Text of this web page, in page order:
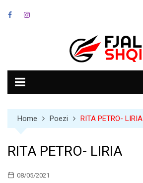
Home Poezi RITA PETRO- LIRIA
RITA PETRO- LIRIA
08/05/2021